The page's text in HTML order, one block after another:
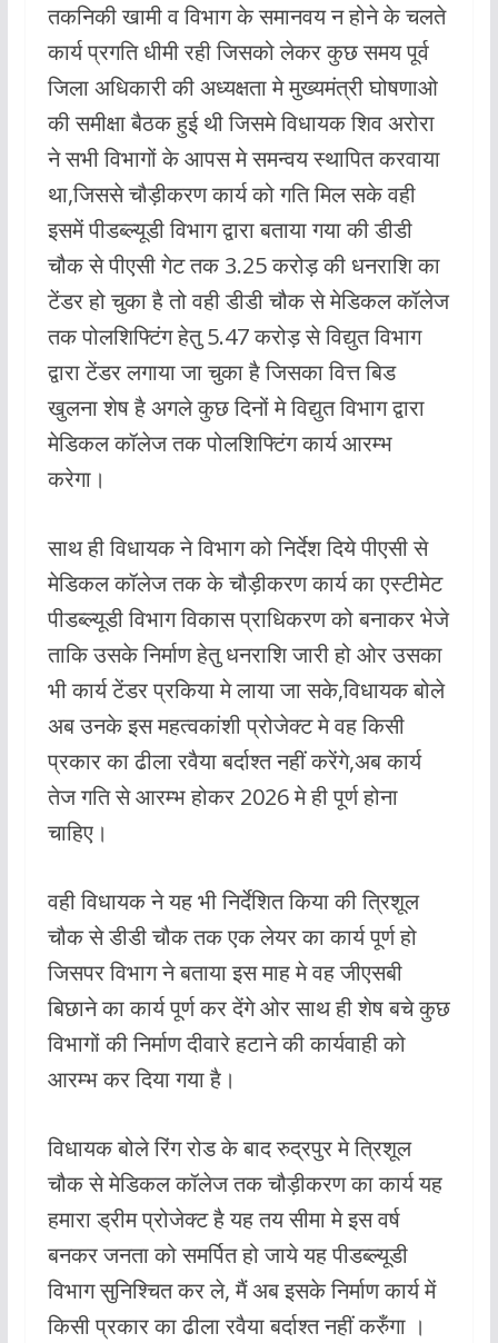
तकनिकी खामी व विभाग के समानवय न होने के चलते
कार्य प्रगति धीमी रही जिसको लेकर कुछ समय पूर्व
जिला अधिकारी की अध्यक्षता मे मुख्यमंत्री घोषणाओ
की समीक्षा बैठक हुई थी जिसमे विधायक शिव अरोरा
ने सभी विभागों के आपस मे समन्वय स्थापित करवाया
था,जिससे चौड़ीकरण कार्य को गति मिल सके वही
इसमें पीडब्ल्यूडी विभाग द्वारा बताया गया की डीडी
चौक से पीएसी गेट तक 3.25 करोड़ की धनराशि का
टेंडर हो चुका है तो वही डीडी चौक से मेडिकल कॉलेज
तक पोलशिफ्टिंग हेतु 5.47 करोड़ से विद्युत विभाग
द्वारा टेंडर लगाया जा चुका है जिसका वित्त बिड
खुलना शेष है अगले कुछ दिनों मे विद्युत विभाग द्वारा
मेडिकल कॉलेज तक पोलशिफ्टिंग कार्य आरम्भ
करेगा।
साथ ही विधायक ने विभाग को निर्देश दिये पीएसी से
मेडिकल कॉलेज तक के चौड़ीकरण कार्य का एस्टीमेट
पीडब्ल्यूडी विभाग विकास प्राधिकरण को बनाकर भेजे
ताकि उसके निर्माण हेतु धनराशि जारी हो ओर उसका
भी कार्य टेंडर प्रकिया मे लाया जा सके,विधायक बोले
अब उनके इस महत्वकांशी प्रोजेक्ट मे वह किसी
प्रकार का ढीला रवैया बर्दाश्त नहीं करेंगे,अब कार्य
तेज गति से आरम्भ होकर 2026 मे ही पूर्ण होना
चाहिए।
वही विधायक ने यह भी निर्देशित किया की त्रिशूल
चौक से डीडी चौक तक एक लेयर का कार्य पूर्ण हो
जिसपर विभाग ने बताया इस माह मे वह जीएसबी
बिछाने का कार्य पूर्ण कर देंगे ओर साथ ही शेष बचे कुछ
विभागों की निर्माण दीवारे हटाने की कार्यवाही को
आरम्भ कर दिया गया है।
विधायक बोले रिंग रोड के बाद रुद्रपुर मे त्रिशूल
चौक से मेडिकल कॉलेज तक चौड़ीकरण का कार्य यह
हमारा ड्रीम प्रोजेक्ट है यह तय सीमा मे इस वर्ष
बनकर जनता को समर्पित हो जाये यह पीडब्ल्यूडी
विभाग सुनिश्चित कर ले, मैं अब इसके निर्माण कार्य में
किसी प्रकार का ढीला रवैया बर्दाश्त नहीं करुँगा ।